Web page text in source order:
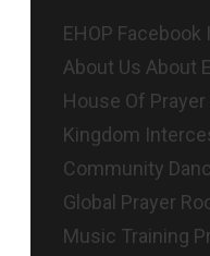
EHOP
About Us About
House Of
Kingdom
Community
Global Prayer
Music Training